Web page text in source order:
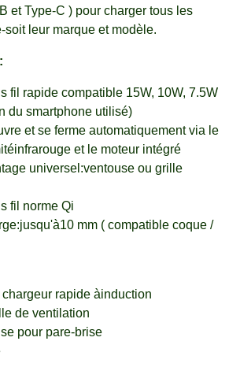
et Type-C ) pour charger tous les
leur marque et modèle.
fil rapide compatible 15W, 10W, 7.5W
du smartphone utilisé)
et se ferme automatiquement via le
et le moteur intégré
universel:ventouse ou grille
fil norme Qi
mm ( compatible coque /
rapide àinduction
de ventilation
pour pare-brise